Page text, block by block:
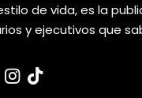
de vida, es la
y ejecutivos que